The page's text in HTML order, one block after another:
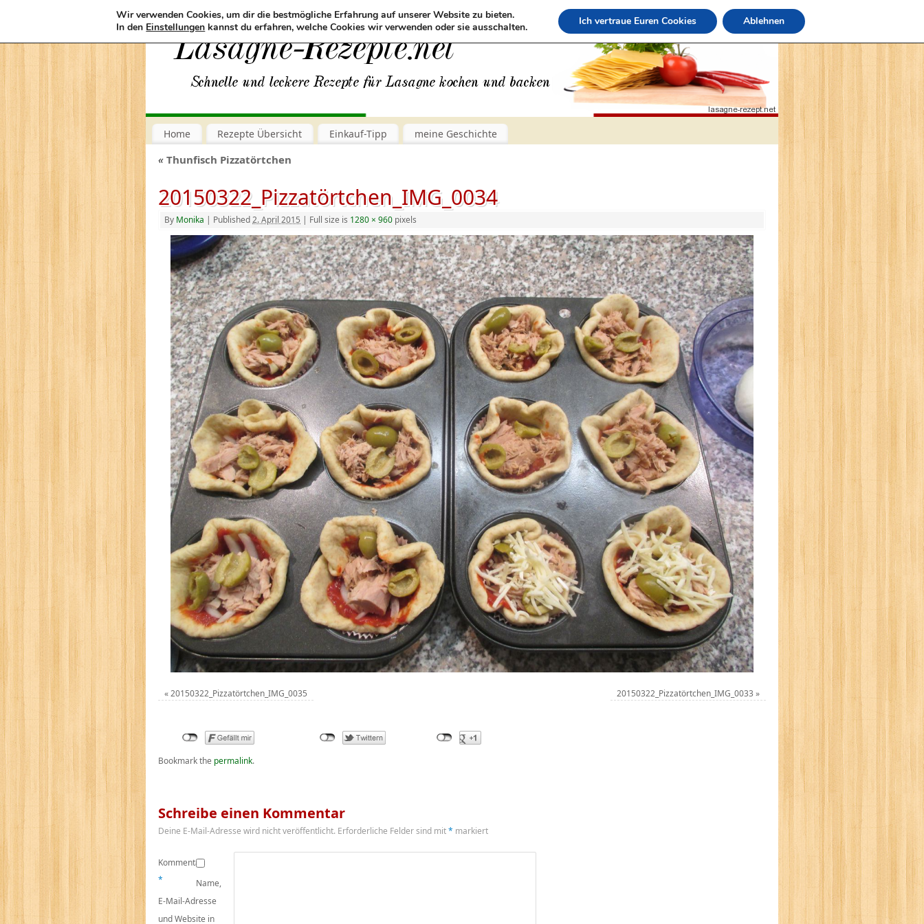
Home Rezepte Übersicht Einkauf-Tipp meine Geschichte
« Thunfisch Pizzatörtchen
20150322_Pizzatörtchen_IMG_0034
By Monika | Published 2. April 2015 | Full size is 1280 × 960 pixels
«20150322_Pizzatörtchen_IMG_0035 20150322_Pizzatörtchen_IMG_0033 »
Bookmark the permalink.
Schreibe einen Kommentar
Deine E-Mail-Adresse wird nicht veröffentlicht. Erforderliche Felder sind mit* markiert
Kommentar
*
Name,
E-Mail-Adresse
und Website in
Wir verwenden Cookies, um dir die bestmögliche Erfahrung auf unserer Website zu bieten.
In den Einstellungen kannst du erfahren, welche Cookies wir verwenden oder sie ausschalten. Ich vertraue Euren Cookies Ablehnen